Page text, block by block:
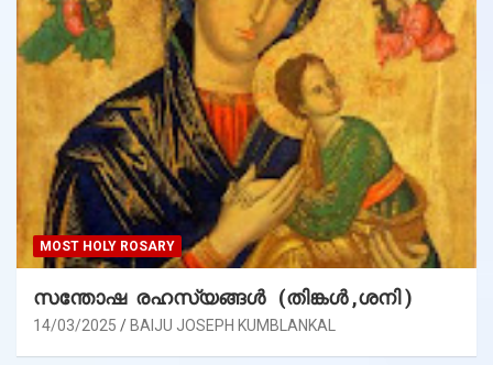
MOST HOLY ROSARY
സന്തോഷ രഹസ്യങ്ങൾ (തിങ്കൾ ,ശനി )
14/03/2025 BAIJU JOSEPH KUMBLANKAL